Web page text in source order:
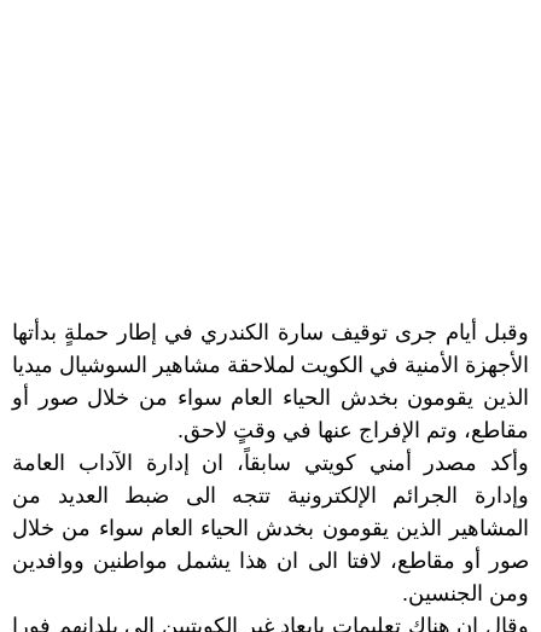
وقبل أيام جرى توقيف سارة الكندري في إطار حملةٍ بدأتها
الأجهزة الأمنية في الكويت لملاحقة مشاهير السوشيال ميديا
الذين يقومون بخدش الحياء العام سواء من خلال صور أو
مقاطع، وتم الإفراج عنها في وقتٍ لاحق.
وأكد مصدر أمني كويتي سابقاً، ان إدارة الآداب العامة
وإدارة الجرائم الإلكترونية تتجه الى ضبط العديد من
المشاهير الذين يقومون بخدش الحياء العام سواء من خلال
صور أو مقاطع، لافتا الى ان هذا يشمل مواطنين ووافدين
ومن الجنسين.
وقال ان هناك تعليمات بإبعاد غير الكويتيين الى بلدانهم فورا